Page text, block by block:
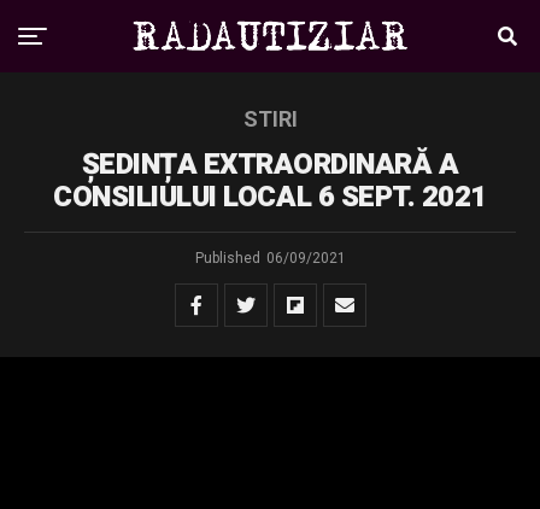
STIRI
ȘEDINȚA EXTRAORDINARĂ A
CONSILIULUI LOCAL 6 SEPT. 2021
Published 06/09/2021